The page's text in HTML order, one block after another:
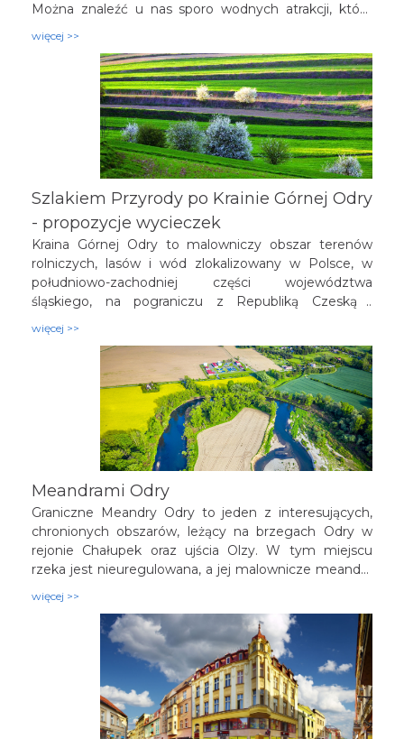
Można znaleźć u nas sporo wodnych atrakcji, które
wykorzystać czas wolny. Odkryjcie swój zakątek na
weekendowy wypad w Krainie Górnej Odry!
więcej >>
Szlakiem Przyrody po Krainie Górnej Odry
- propozycje wycieczek
Kraina Górnej Odry to malowniczy obszar terenów
rolniczych, lasów i wód zlokalizowany w Polsce, w
południowo-zachodniej części województwa
śląskiego, na pograniczu z Republiką Czeską i
rybnicki, raciborski, wodzisławski oraz miasta na
prawach powiatu: Rybnik, Żory i Jastrzębie Zdrój. W
tym obszarze Odra i jej dopływy: Olza, Szotkówka,
Psina, Ruda i Bierawka – niczym krwiobieg dłoni,
położonej na mapie – wyznaczają jej terytorialny
zasięg i łączą poszczególne części składowe.
więcej >>
Meandrami Odry
Graniczne Meandry Odry to jeden z interesujących,
chronionych obszarów, leżący na brzegach Odry w
rejonie Chałupek oraz ujścia Olzy. W tym miejscu
rzeka jest nieuregulowana, a jej malownicze meandry
przyrodniczo.
więcej >>